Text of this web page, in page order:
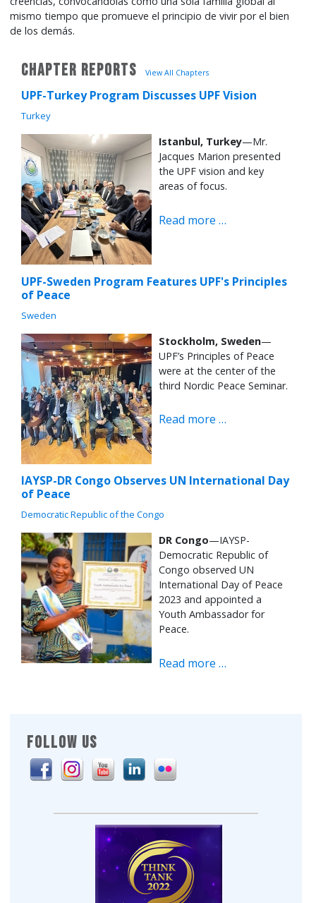
FOLLOW US
mismo tiempo que promueve el principio de vivir por el bien
de los demás.
CHAPTER REPORTS View All Chapters
UPF-Turkey Program Discusses UPF Vision
Turkey
Istanbul, Turkey—Mr.
Jacques Marion presented
the UPF vision and key
areas of focus.
Read more …
UPF-Sweden Program Features UPF's Principles
of Peace
Sweden
Stockholm, Sweden—
UPF’s Principles of Peace
were at the center of the
third Nordic Peace Seminar.
Read more …
IAYSP-DR Congo Observes UN International Day
of Peace
Democratic Republic of the Congo
DR Congo—IAYSP-
Democratic Republic of
Congo observed UN
International Day of Peace
2023 and appointed a
Youth Ambassador for
Peace.
Read more …